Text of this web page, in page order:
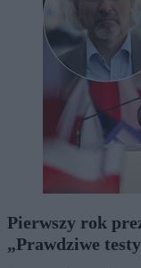
Pierwszy rok
„Prawdziwe